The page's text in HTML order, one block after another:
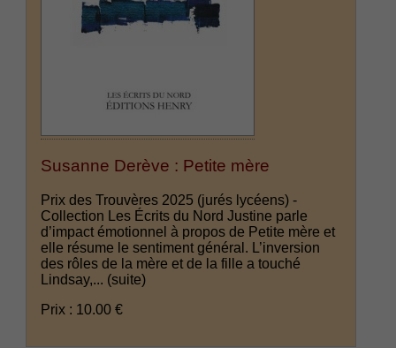
Susanne Derève : Petite mère
Prix des Trouvères 2025 (jurés lycéens) -
Collection Les Écrits du Nord Justine parle
d’impact émotionnel à propos de Petite mère et
elle résume le sentiment général. L’inversion
des rôles de la mère et de la fille a touché
Lindsay,... (suite)
Prix : 10.00 €